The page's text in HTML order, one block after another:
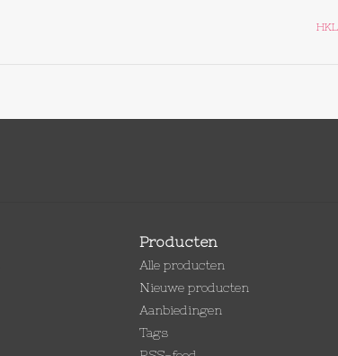
Producten
Alle producten
Nieuwe producten
Aanbiedingen
Tags